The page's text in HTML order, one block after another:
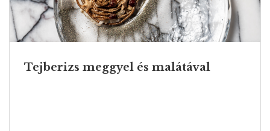
Tejberizs meggyel és malátával